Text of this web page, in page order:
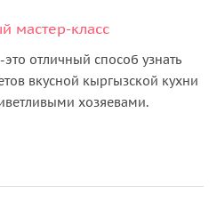
мастер-класс
отличный способ узнать
вкусной кыргызской кухни
хозяевами.